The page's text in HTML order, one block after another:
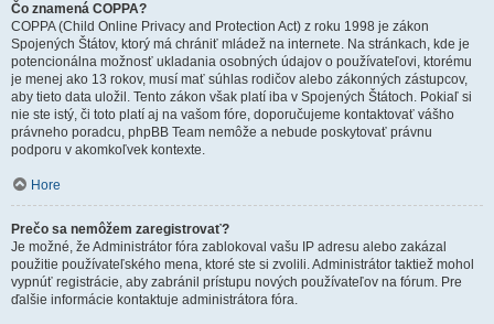
Čo znamená COPPA?
COPPA (Child Online Privacy and Protection Act) z roku 1998 je zákon
Spojených Štátov, ktorý má chrániť mládež na internete. Na stránkach, kde je
potencionálna možnosť ukladania osobných údajov o používateľovi, ktorému
je menej ako 13 rokov, musí mať súhlas rodičov alebo zákonných zástupcov,
aby tieto data uložil. Tento zákon však platí iba v Spojených Štátoch. Pokiaľ si
nie ste istý, či toto platí aj na vašom fóre, doporučujeme kontaktovať vášho
právneho poradcu, phpBB Team nemôže a nebude poskytovať právnu
podporu v akomkoľvek kontexte.
Hore
Prečo sa nemôžem zaregistrovať?
Je možné, že Administrátor fóra zablokoval vašu IP adresu alebo zakázal
použitie používateľského mena, ktoré ste si zvolili. Administrátor taktiež mohol
vypnúť registrácie, aby zabránil prístupu nových používateľov na fórum. Pre
ďalšie informácie kontaktuje administrátora fóra.